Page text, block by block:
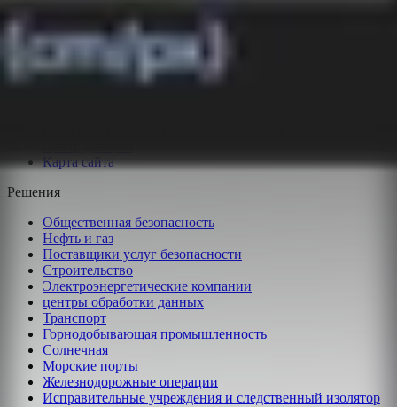
Поддерживать
Получить поддержку
Юридический центр
Карта сайта
Решения
Общественная безопасность
Нефть и газ
Поставщики услуг безопасности
Строительство
Электроэнергетические компании
центры обработки данных
Транспорт
Горнодобывающая промышленность
Солнечная
Морские порты
Железнодорожные операции
Исправительные учреждения и следственный изолятор